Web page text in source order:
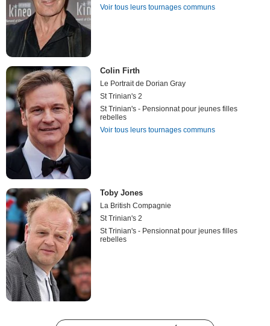
Voir tous leurs tournages communs
Colin Firth
Le Portrait de Dorian Gray
St Trinian's 2
St Trinian's - Pensionnat pour jeunes filles
rebelles
Voir tous leurs tournages communs
Toby Jones
La British Compagnie
St Trinian's 2
St Trinian's - Pensionnat pour jeunes filles
rebelles